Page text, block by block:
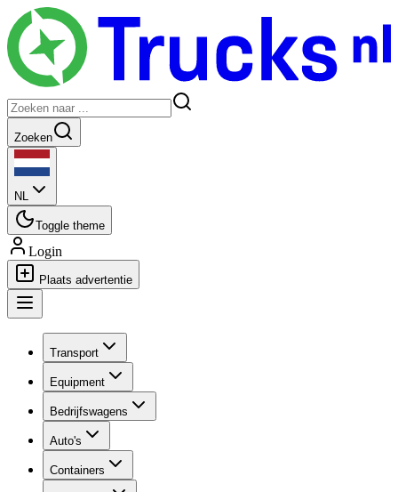
Zoeken
NL
Toggle theme
Login
Plaats advertentie
Transport
Equipment
Bedrijfswagens
Auto's
Containers